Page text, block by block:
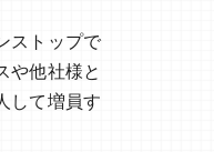
ストップで
や他社様と
して増員す